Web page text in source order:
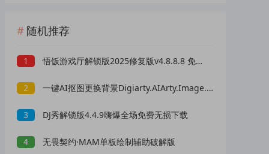
随机推荐
1 悟饭游戏厅解锁版2025修复版v4.8.8.8 免登录终身会员版
2 一键AI抠图更换背景Digiarty.AIArty.Image.Matting.v2.0
3 DJ秀解锁版4.4.9嗨爆全场免费无损下载
4 无畏契约·MAM单板绘制辅助破解版